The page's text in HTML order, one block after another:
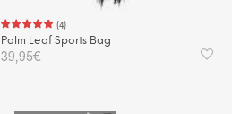
(4)
Palm Leaf Sports Bag
39,95€